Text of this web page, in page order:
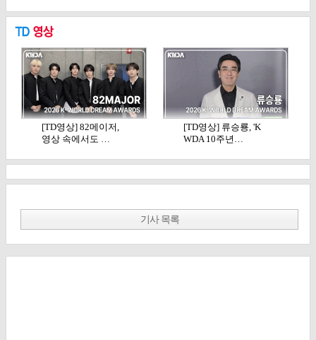
[TD영상] 82메이저,
영상 속에서도 …
[TD영상] 류승룡, 'K
WDA 10주년…
기사 목록